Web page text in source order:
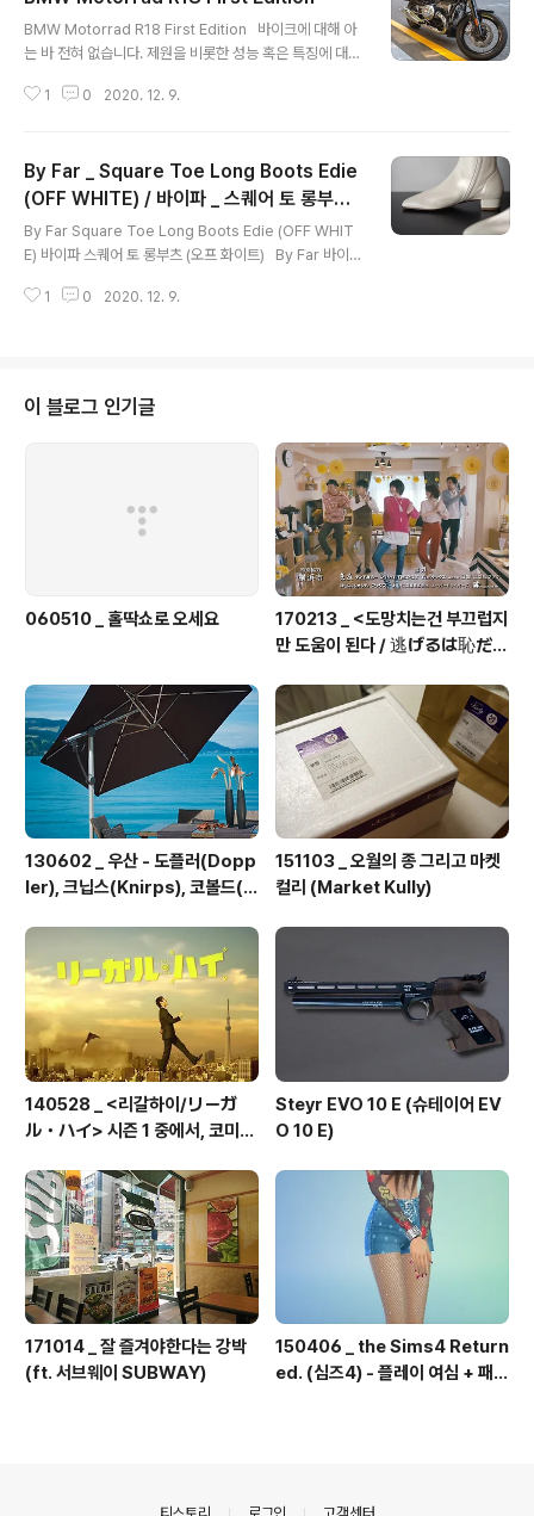
BMW Motorrad R18 First Edition ​ ​ 바이크에 대해 아
는 바 전혀 없습니다. 제원을 비롯한 성능 혹은 특징에 대한
차원에서 남겨두는 것이니 바이크에 대한 질문은 삼가해주
M R18 First Edition 도 영입. 기존에 갖고 있는 할리도
그냥 갖고 있는다네. 얼마전 언박싱 사진을 보내줘서 궁금
에 큰 관심없지만 친구의 새 바이크라니 몇 장 찍어 올려봄
😊 지금처럼 매너 & 안전운전하시게나. ​
1 0 2020. 12. 9.
By Far _ Square Toe Long Boots Edie
(OFF WHITE) / 바이파 _ 스퀘어 토 롱부츠
에디 (오프 화이트)
By Far Square Toe Long Boots Edie (OFF WHIT
E) 바이파 스퀘어 토 롱부츠 (오프 화이트) ​ ​ By Far 바이파
파의 스퀘어 토 롱부츠 에디 Edie 니하이 부츠 Knee-hig
에... 부츠 안의 마분지 형태가 그대로 찍혔다. 구두 밑창 작
업은 언제나처럼 용산의 리부트 Reboot 에서.
1 0 2020. 12. 9.
이 블로그 인기글
060510 _ 홀딱쇼로 오세요
170213 _ <도망치는건 부끄럽지
만 도움이 된다 / 逃げるは恥だが
130602 _ 우산 - 도플러(Dopp
ler), 크닙스(Knirps), 코볼드(K
151103 _ 오월의 종 그리고 마켓
컬리 (Market Kully)
140528 _ <리갈하이/リーガ
ル・ハイ> 시즌 1 중에서, 코미카
Steyr EVO 10 E (슈테이어 EV
O 10 E)
171014 _ 잘 즐겨야한다는 강박
(ft. 서브웨이 SUBWAY)
150406 _ the Sims4 Return
ed. (심즈4) - 플레이 여심 + 패션